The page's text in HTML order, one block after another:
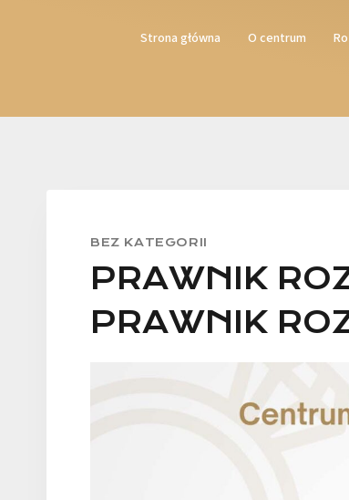
Strona główna O centrum
BEZ KATEGORII
PRAWNIK
PRAWNIK